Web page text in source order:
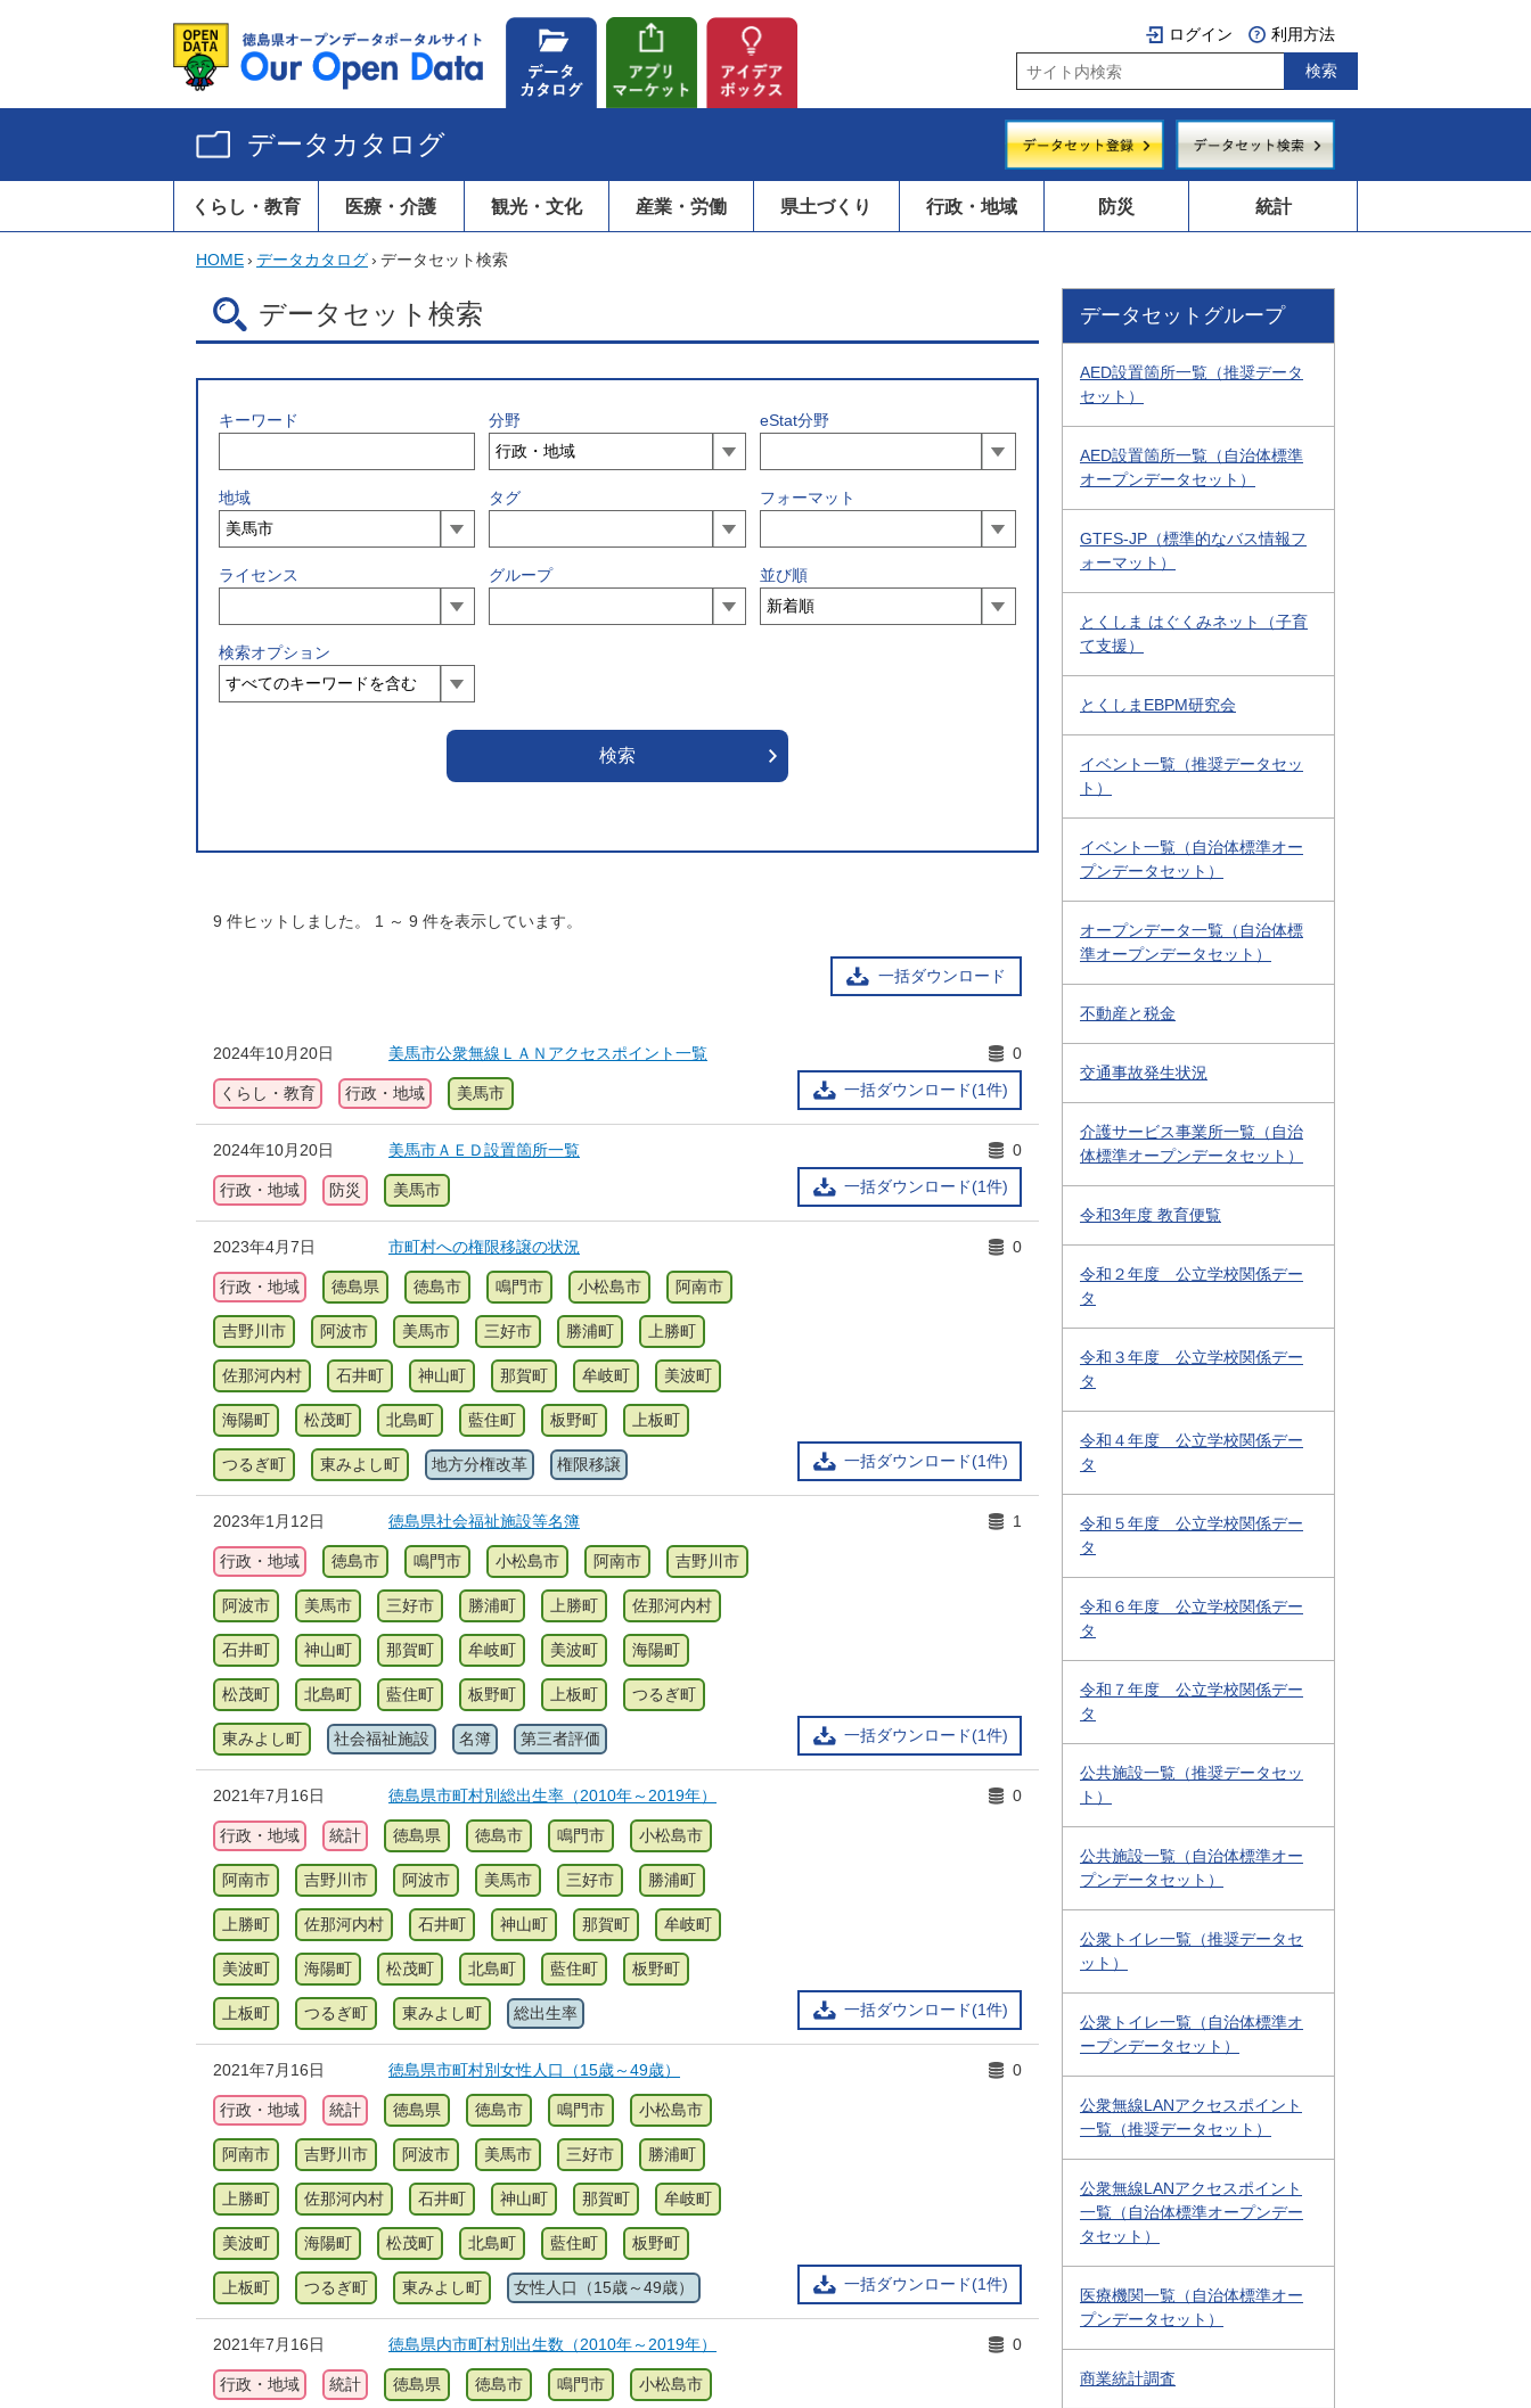
ログイン 利用方法
データカタログ
くらし・教育 医療・介護 観光・文化 産業・労働 県土づくり 行政・地域 防災 統計
HOME› データカタログ› データセット検索
データセット検索
キーワード 分野 eStat分野
地域 タグ フォーマット
ライセンス グループ 並び順
検索オプション
9 件ヒットしました。 1 ～ 9 件を表示しています。
一括ダウンロード
2024年10月20日
美馬市公衆無線ＬＡＮアクセスポイント一覧
一括ダウンロード(1件)
0
くらし・教育 行政・地域 美馬市
2024年10月20日
美馬市ＡＥＤ設置箇所一覧
一括ダウンロード(1件)
0
行政・地域 防災 美馬市
2023年4月7日 市町村への権限移譲の状況
一括ダウンロード(1件)
0
行政・地域 徳島県 徳島市 鳴門市 小松島市 阿南市
吉野川市 阿波市 美馬市 三好市 勝浦町 上勝町
佐那河内村 石井町 神山町 那賀町 牟岐町 美波町
海陽町 松茂町 北島町 藍住町 板野町 上板町
つるぎ町 東みよし町 地方分権改革 権限移譲
2023年1月12日 徳島県社会福祉施設等名簿
一括ダウンロード(1件)
1
行政・地域 徳島市 鳴門市 小松島市 阿南市 吉野川市
阿波市 美馬市 三好市 勝浦町 上勝町 佐那河内村
石井町 神山町 那賀町 牟岐町 美波町 海陽町
松茂町 北島町 藍住町 板野町 上板町 つるぎ町
東みよし町 社会福祉施設 名簿 第三者評価
2021年7月16日 徳島県市町村別総出生率（2010年～2019年）
一括ダウンロード(1件)
0
行政・地域 統計 徳島県 徳島市 鳴門市 小松島市
阿南市 吉野川市 阿波市 美馬市 三好市 勝浦町
上勝町 佐那河内村 石井町 神山町 那賀町 牟岐町
美波町 海陽町 松茂町 北島町 藍住町 板野町
上板町 つるぎ町 東みよし町 総出生率
2021年7月16日 徳島県市町村別女性人口（15歳～49歳）
一括ダウンロード(1件)
0
行政・地域 統計 徳島県 徳島市 鳴門市 小松島市
阿南市 吉野川市 阿波市 美馬市 三好市 勝浦町
上勝町 佐那河内村 石井町 神山町 那賀町 牟岐町
美波町 海陽町 松茂町 北島町 藍住町 板野町
上板町 つるぎ町 東みよし町 女性人口（15歳～49歳）
2021年7月16日 徳島県内市町村別出生数（2010年～2019年） 0
行政・地域 統計 徳島県 徳島市 鳴門市 小松島市
データセットグループ
AED設置箇所一覧（推奨データ
セット）
AED設置箇所一覧（自治体標準
オープンデータセット）
GTFS-JP（標準的なバス情報フ
ォーマット）
とくしま はぐくみネット（子育
て支援）
とくしまEBPM研究会
イベント一覧（推奨データセッ
ト）
イベント一覧（自治体標準オー
プンデータセット）
オープンデータ一覧（自治体標
準オープンデータセット）
不動産と税金
交通事故発生状況
介護サービス事業所一覧（自治
体標準オープンデータセット）
令和3年度 教育便覧
令和２年度 公立学校関係デー
タ
令和３年度 公立学校関係デー
タ
令和４年度 公立学校関係デー
タ
令和５年度 公立学校関係デー
タ
令和６年度 公立学校関係デー
タ
令和７年度 公立学校関係デー
タ
公共施設一覧（推奨データセッ
ト）
公共施設一覧（自治体標準オー
プンデータセット）
公衆トイレ一覧（推奨データセ
ット）
公衆トイレ一覧（自治体標準オ
ープンデータセット）
公衆無線LANアクセスポイント
一覧（推奨データセット）
公衆無線LANアクセスポイント
一覧（自治体標準オープンデー
タセット）
医療機関一覧（自治体標準オー
プンデータセット）
商業統計調査